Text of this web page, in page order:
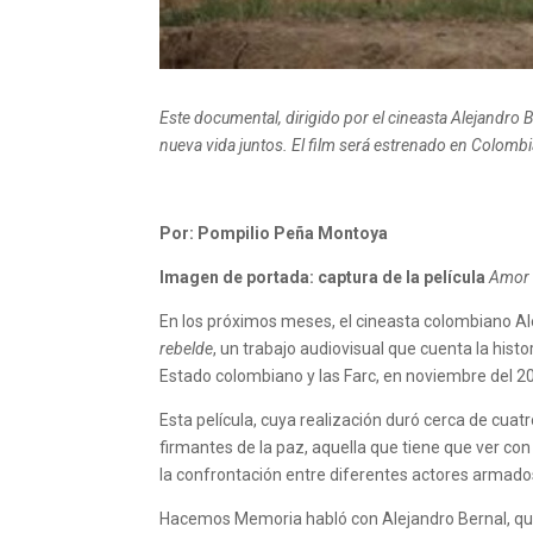
Este documental, dirigido por el cineasta Alejandro
nueva vida juntos. El film será estrenado en
Por: Pompilio Peña Montoya
Imagen de portada: captura de la películaAmor
En los próximos meses, el cineasta colombiano
rebelde, un trabajo audiovisual que cuenta la
Estado colombiano y las Farc, en noviembre del
Esta película, cuya realización duró cerca de
firmantes de la paz, aquella que tiene que ver
la confrontación entre diferentes actores
Hacemos Memoria habló con Alejandro Bernal,